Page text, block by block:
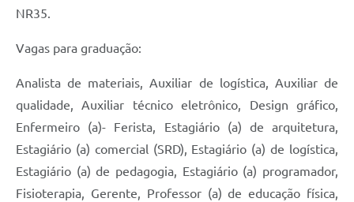
NR35.
Vagas para graduação:
Analista de materiais, Auxiliar de logística, Auxiliar de
qualidade, Auxiliar técnico eletrônico, Design gráfico,
Enfermeiro (a)- Ferista, Estagiário (a) de arquitetura,
Estagiário (a) comercial (SRD), Estagiário (a) de logística,
Estagiário (a) de pedagogia, Estagiário (a) programador,
Fisioterapia, Gerente, Professor (a) de educação física,